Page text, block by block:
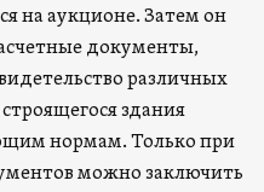
на аукционе. Затем он
документы,
различных
здания
нормам. Только при
можно заключить